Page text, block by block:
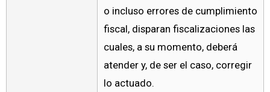
o incluso errores de cumplimiento
fiscal, disparan fiscalizaciones las
cuales, a su momento, deberá
atender y, de ser el caso, corregir
lo actuado.